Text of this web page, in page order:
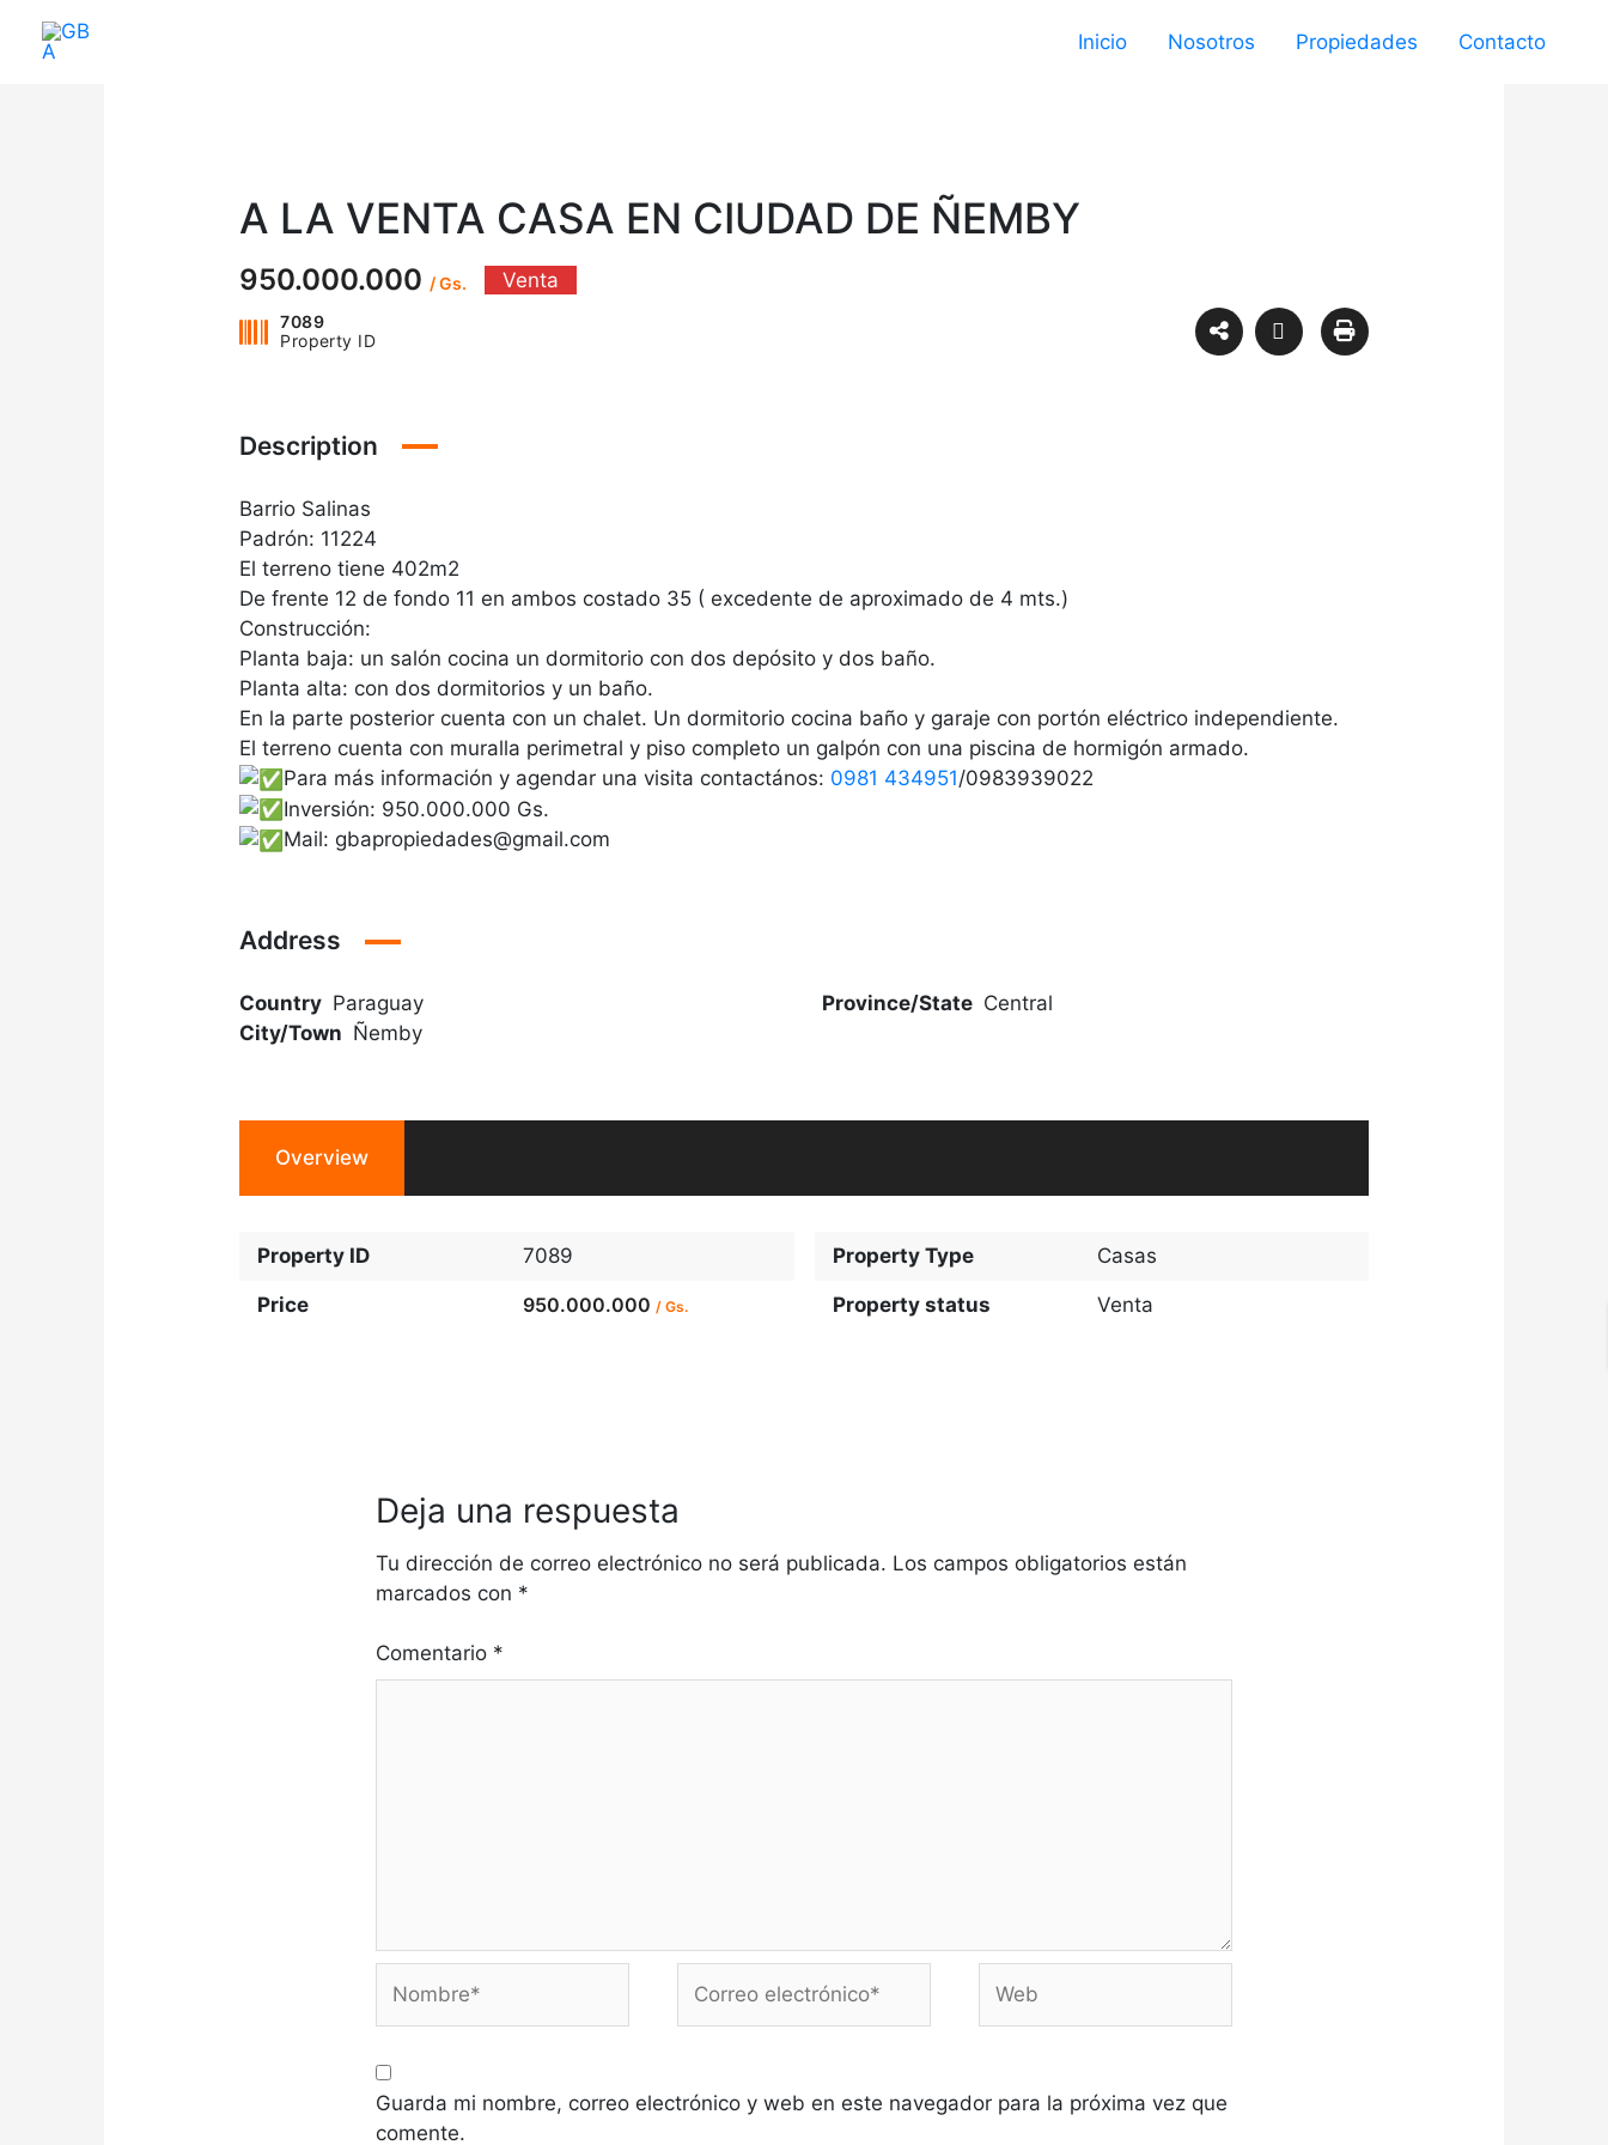
Inicio Nosotros Propiedades Contacto
A LA VENTA CASA EN CIUDAD DE ÑEMBY
950.000.000 / Gs. Venta
7089
Property ID
Description
Barrio Salinas
Padrón: 11224
El terreno tiene 402m2
De frente 12 de fondo 11 en ambos costado 35 ( excedente de aproximado de 4 mts.)
Construcción:
Planta baja: un salón cocina un dormitorio con dos depósito y dos baño.
Planta alta: con dos dormitorios y un baño.
En la parte posterior cuenta con un chalet. Un dormitorio cocina baño y garaje con portón eléctrico independiente.
El terreno cuenta con muralla perimetral y piso completo un galpón con una piscina de hormigón armado.
Para más información y agendar una visita contactános: 0981 434951/0983939022
Inversión: 950.000.000 Gs.
Mail: gbapropiedades@gmail.com
Address
Country Paraguay Province/State Central
City/Town Ñemby
Overview
Property ID 7089
Price 950.000.000 / Gs.
Property Type Casas
Property status Venta
Deja una respuesta
Tu dirección de correo electrónico no será publicada. Los campos obligatorios están
marcados con *
Comentario *
electrónico*
Guarda mi nombre, correo electrónico y web en este navegador para la próxima vez que
comente.